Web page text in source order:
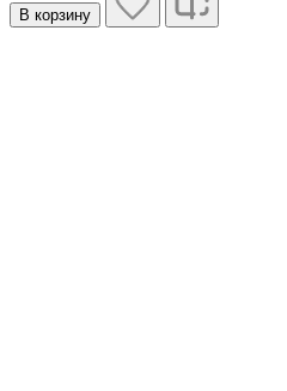
В корзину